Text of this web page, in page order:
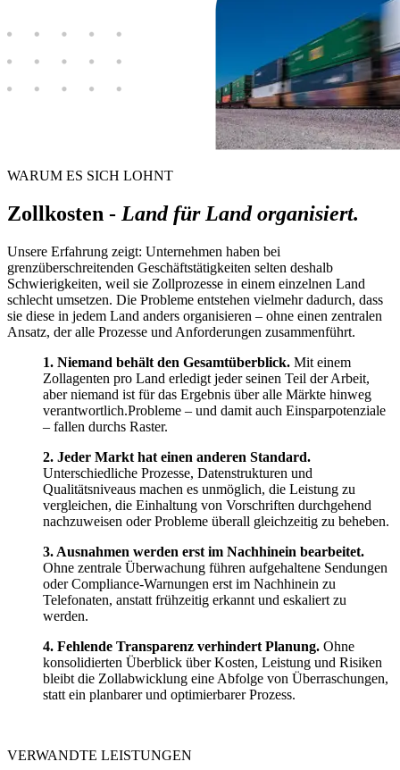
WARUM ES SICH LOHNT
Zollkosten - Land für Land organisiert.
Unsere Erfahrung zeigt: Unternehmen haben bei
grenzüberschreitenden Geschäftstätigkeiten selten deshalb
Schwierigkeiten, weil sie Zollprozesse in einem einzelnen Land
schlecht umsetzen. Die Probleme entstehen vielmehr dadurch, dass
sie diese in jedem Land anders organisieren – ohne einen zentralen
Ansatz, der alle Prozesse und Anforderungen zusammenführt.
1. Niemand behält den Gesamtüberblick. Mit einem
Zollagenten pro Land erledigt jeder seinen Teil der Arbeit,
aber niemand ist für das Ergebnis über alle Märkte hinweg
verantwortlich.Probleme – und damit auch Einsparpotenziale
– fallen durchs Raster.
2. Jeder Markt hat einen anderen Standard.
Unterschiedliche Prozesse, Datenstrukturen und
Qualitätsniveaus machen es unmöglich, die Leistung zu
vergleichen, die Einhaltung von Vorschriften durchgehend
nachzuweisen oder Probleme überall gleichzeitig zu beheben.
3. Ausnahmen werden erst im Nachhinein bearbeitet.
Ohne zentrale Überwachung führen aufgehaltene Sendungen
oder Compliance-Warnungen erst im Nachhinein zu
Telefonaten, anstatt frühzeitig erkannt und eskaliert zu
werden.
4. Fehlende Transparenz verhindert Planung. Ohne
konsolidierten Überblick über Kosten, Leistung und Risiken
bleibt die Zollabwicklung eine Abfolge von Überraschungen,
statt ein planbarer und optimierbarer Prozess.
VERWANDTE LEISTUNGEN